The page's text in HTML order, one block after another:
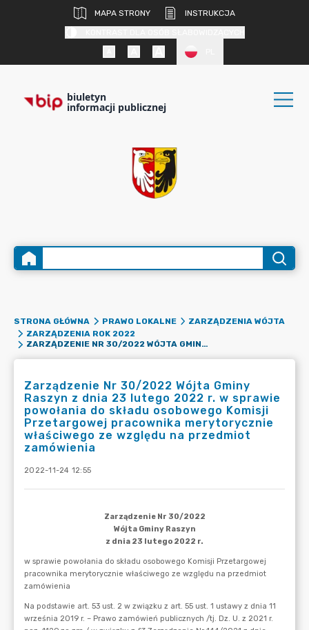
MAPA STRONY
INSTRUKCJA
biuletyn
informacji publicznej
STRONA GŁÓWNA PRAWO LOKALNE
ZARZĄDZENIA WÓJTA
ZARZĄDZENIA ROK 2022
ZARZĄDZENIE NR 30/2022 WÓJTA GMINY RASZYN Z DNIA 23 LUTEGO 2022 R. W SPRAWIE POWOŁANIA DO SKŁADU OSOBOWEGO KOMISJI PRZETARGOWEJ PRACOWNIKA MERYTORYCZNIE WŁAŚCIWEGO ZE WZGLĘDU NA PRZEDMIOT ZAMÓWIENIA
Zarządzenie Nr 30/2022 Wójta Gminy
Raszyn z dnia 23 lutego 2022 r. w sprawie
powołania do składu osobowego Komisji
Przetargowej pracownika merytorycznie
właściwego ze względu na przedmiot
zamówienia
2022-11-24 12:55